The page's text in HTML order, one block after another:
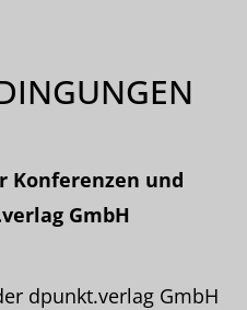
Konferenzen und
GmbH
dpunkt.verlag GmbH